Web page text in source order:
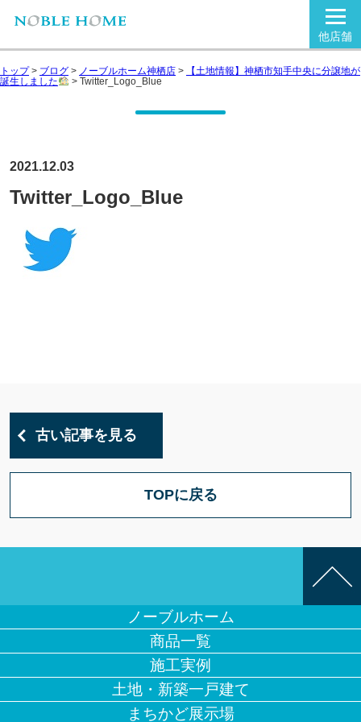
他店舗
トップ> ブログ > ノーブルホーム神栖店 >
【土地情報】神栖市知手中央に分譲地が
誕生しました
> Twitter_Logo_Blue
2021.12.03
Twitter_Logo_Blue
古い記事を見る
TOPに戻る
ノーブルホーム
商品一覧
施工実例
土地・新築一戸建て
まちかど展示場